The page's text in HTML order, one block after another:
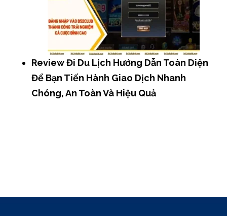
Review Đi Du Lịch Hướng Dẫn Toàn Diện
Để Bạn Tiến Hành Giao Dịch Nhanh
Chóng, An Toàn Và Hiệu Quả